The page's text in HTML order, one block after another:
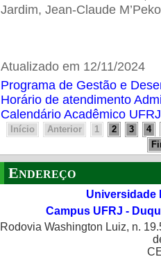
Jardim, Jean-Claude M’Peko
Atualizado em 12/11/2024
Programa de Gestão e
Horário de atendimento
Calendário Acadêmico
Início Anterior 1 2 3
4
Endereço
Universidade
Campus UFRJ -
Rodovia Washington Luiz, n.